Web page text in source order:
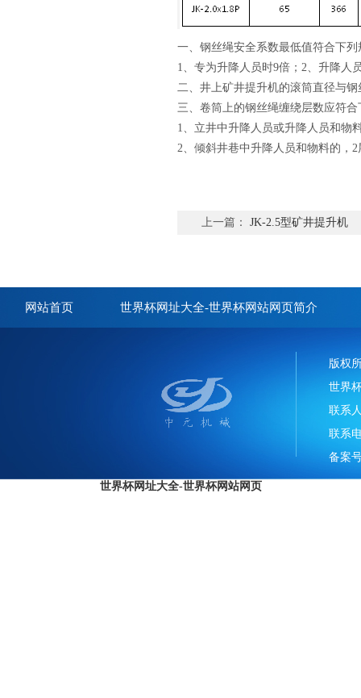
一、钢丝绳安全系数最低值符合下列
1、专为升降人员时9倍；2、升降人
二、井上矿井提升机的滚筒直径与
三、卷筒上的钢丝绳缠绕层数应符合
1、立井中升降人员或升降人员和物
2、倾斜井巷中升降人员和物料的，
上一篇： JK-2.5型矿井提升机
网站首页 世界杯网址大全-世界杯网站网页简介
版权
世界
联系
联系
备案
世界杯网址大全-世界杯网站网页